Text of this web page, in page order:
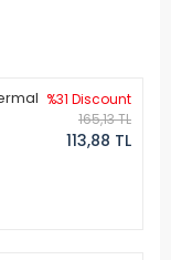
%31 Discount
165,13 TL
113,88 TL